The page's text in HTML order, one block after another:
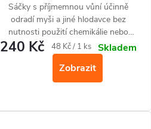
Sáčky s příjmemnou vůní účinně
odradí myši a jiné hlodavce bez
nutnosti použití chemikálie nebo
elektronického zařízení.
240 Kč
Měrná
48 Kč / 1 ks
Skladem
Zobrazit